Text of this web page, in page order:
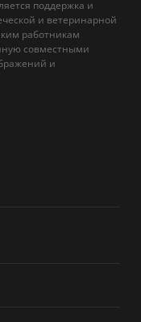
поддержка и
и ветеринарной
работникам
совместными
и